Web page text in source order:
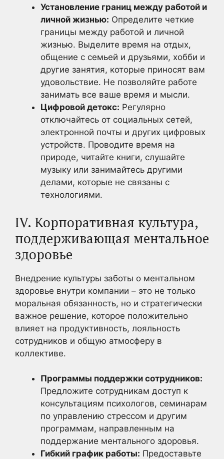
Установление границ между работой и
личной жизнью: Определите четкие
границы между работой и личной
жизнью. Выделите время на отдых,
общение с семьей и друзьями, хобби и
другие занятия, которые приносят вам
удовольствие. Не позволяйте работе
занимать все ваше время и мысли.
Цифровой детокс: Регулярно
отключайтесь от социальных сетей,
электронной почты и других цифровых
устройств. Проводите время на
природе, читайте книги, слушайте
музыку или занимайтесь другими
делами, которые не связаны с
технологиями.
IV. Корпоративная культура,
поддерживающая ментальное
здоровье
Внедрение культуры заботы о ментальном
здоровье внутри компании – это не только
моральная обязанность, но и стратегически
важное решение, которое положительно
влияет на продуктивность, лояльность
сотрудников и общую атмосферу в
коллективе.
Программы поддержки сотрудников:
Предложите сотрудникам доступ к
консультациям психологов, семинарам
по управлению стрессом и другим
программам, направленным на
поддержание ментального здоровья.
Гибкий график работы: Предоставьте